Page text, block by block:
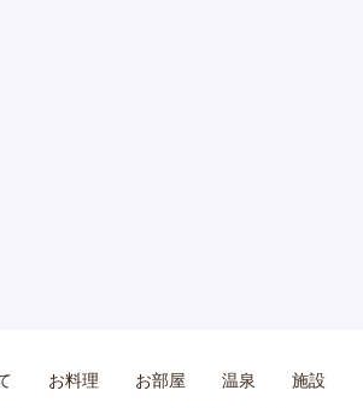
お料理 お部屋 温泉
施設